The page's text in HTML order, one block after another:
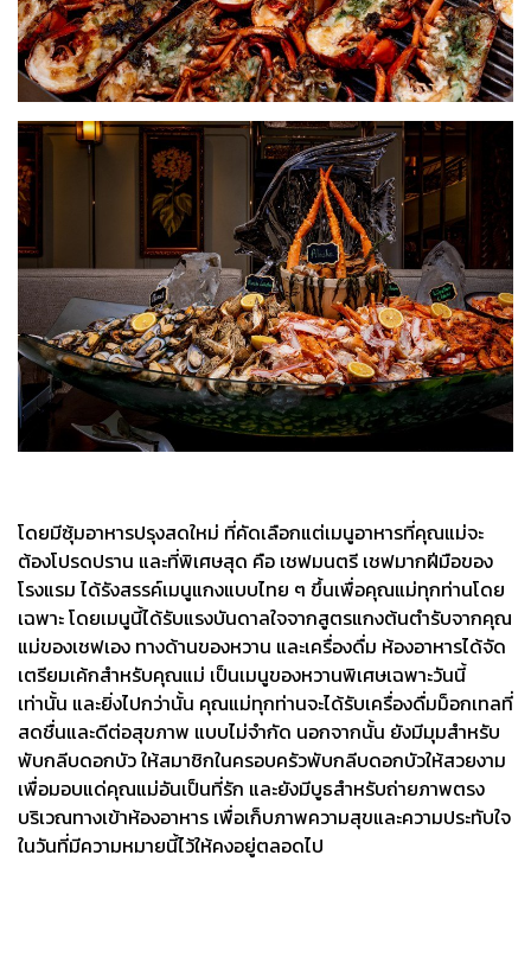
โดยมีซุ้มอาหารปรุงสดใหม่ ที่คัดเลือกแต่เมนูอาหารที่คุณแม่จะ
ต้องโปรดปราน และที่พิเศษสุด คือ เชฟมนตรี เชฟมากฝีมือของ
โรงแรม ได้รังสรรค์เมนูแกงแบบไทย ๆ ขึ้นเพื่อคุณแม่ทุกท่านโดย
เฉพาะ โดยเมนูนี้ได้รับแรงบันดาลใจจากสูตรแกงต้นตำรับจากคุณ
แม่ของเชฟเอง ทางด้านของหวาน และเครื่องดื่ม ห้องอาหารได้จัด
เตรียมเค้กสำหรับคุณแม่ เป็นเมนูของหวานพิเศษเฉพาะวันนี้
เท่านั้น และยิ่งไปกว่านั้น คุณแม่ทุกท่านจะได้รับเครื่องดื่มม็อกเทลที่
สดชื่นและดีต่อสุขภาพ แบบไม่จำกัด นอกจากนั้น ยังมีมุมสำหรับ
พับกลีบดอกบัว ให้สมาชิกในครอบครัวพับกลีบดอกบัวให้สวยงาม
เพื่อมอบแด่คุณแม่อันเป็นที่รัก และยังมีบูธสำหรับถ่ายภาพตรง
บริเวณทางเข้าห้องอาหาร เพื่อเก็บภาพความสุขและความประทับใจ
ในวันที่มีความหมายนี้ไว้ให้คงอยู่ตลอดไป